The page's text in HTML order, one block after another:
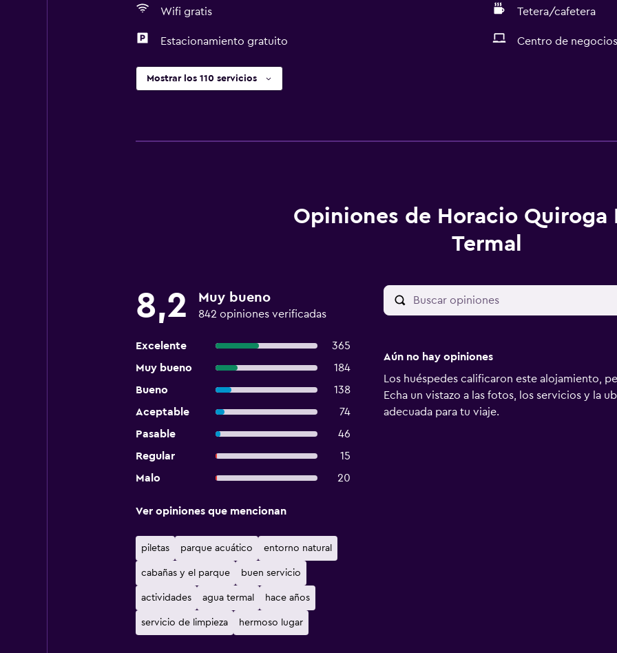
Wifi gratis Tetera/cafetera
Estacionamiento gratuito Centro de negocios
Mostrar los 110 servicios
Opiniones de Horacio Quiroga
Termal
8,2 Muy bueno
842 opiniones verificadas
Excelente
365
Muy bueno
184
Bueno
138
Aceptable
74
Pasable
46
Regular
15
Malo
20
Ver opiniones que mencionan
piletas parque acuático entorno natural
cabañas y el parque buen servicio
actividades agua termal hace años
servicio de limpieza hermoso lugar
Aún no hay opiniones
Los huéspedes calificaron este alojamiento,
Echa un vistazo a las fotos, los servicios y la
adecuada para tu viaje.